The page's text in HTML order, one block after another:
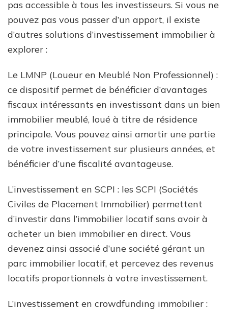
pas accessible à tous les investisseurs. Si vous ne
pouvez pas vous passer d’un apport, il existe
d’autres solutions d’investissement immobilier à
explorer :
Le LMNP (Loueur en Meublé Non Professionnel) :
ce dispositif permet de bénéficier d’avantages
fiscaux intéressants en investissant dans un bien
immobilier meublé, loué à titre de résidence
principale. Vous pouvez ainsi amortir une partie
de votre investissement sur plusieurs années, et
bénéficier d’une fiscalité avantageuse.
L’investissement en SCPI : les SCPI (Sociétés
Civiles de Placement Immobilier) permettent
d’investir dans l’immobilier locatif sans avoir à
acheter un bien immobilier en direct. Vous
devenez ainsi associé d’une société gérant un
parc immobilier locatif, et percevez des revenus
locatifs proportionnels à votre investissement.
L’investissement en crowdfunding immobilier :